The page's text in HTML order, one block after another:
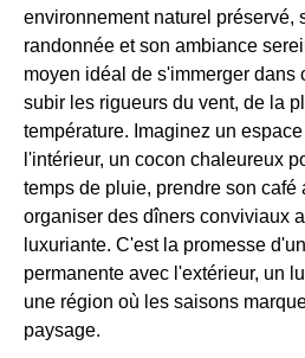
environnement naturel préservé,
randonnée et son ambiance
moyen idéal de s'immerger dans
subir les rigueurs du vent, de la
température. Imaginez un
l'intérieur, un cocon chaleureux
temps de pluie, prendre son café
organiser des dîners conviviaux
luxuriante. C'est la promesse
permanente avec l'extérieur, un
une région où les saisons
paysage.